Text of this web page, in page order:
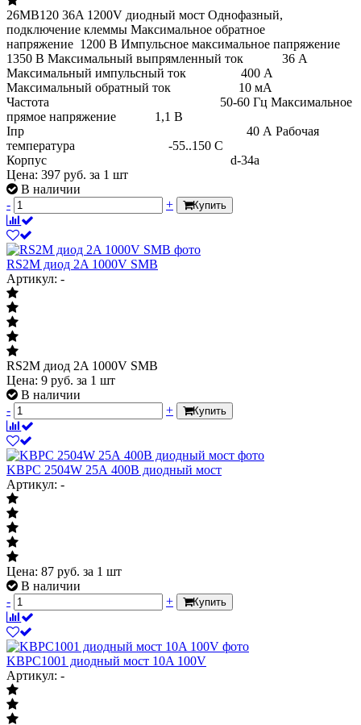
26MB120 36A 1200V диодный мост Однофазный,
подключение клеммы Максимальное обратное
напряжение 1200 В Импульсное максимальное папряжение
1350 В Максимальный выпрямленный ток 36 А
Максимальный импульсный ток 400 А
Максимальный обратный ток 10 мА
Частота 50-60 Гц Максимальное
прямое напряжение 1,1 В
Iпр 40 А Рабочая
температура -55..150 С
Корпус d-34a
Цена: 397 руб. за 1 шт
В наличии
-
+ Купить
RS2M диод 2A 1000V SMB
Артикул: -
RS2M диод 2A 1000V SMB
Цена: 9 руб. за 1 шт
В наличии
-
+ Купить
KBPC 2504W 25А 400В диодный мост
Артикул: -
Цена: 87 руб. за 1 шт
В наличии
-
+ Купить
KBPC1001 диодный мост 10A 100V
Артикул: -